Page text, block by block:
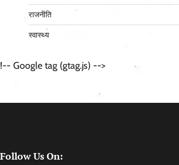
राजनीति
स्वास्थ्य
!-- Google tag (gtag.js) -->
Follow Us On: